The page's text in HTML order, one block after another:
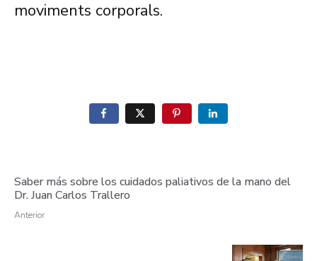
moviments corporals.
Saber más sobre los cuidados paliativos de la mano del
Dr. Juan Carlos Trallero
Anterior